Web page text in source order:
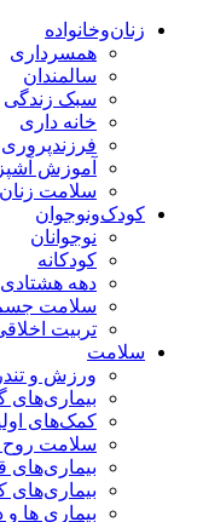
زنان‌وخانواده
همسرداری
سالمندان
سبک زندگی
خانه داری
فرزندپروری
آموزش
سلامت زنان
کودک‌ونوجوان
نوجوانان
کودکانه
دهه هشتادی
سلامت
تربیت
سلامت
ورزش و
بیماری‌های
کمک‌های
سلامت روح
بیماری‌های
بیماری ها و